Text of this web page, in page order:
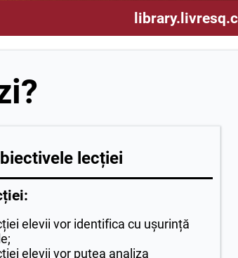
lecției
elevii vor identifica cu ușurință
elevii vor putea analiza